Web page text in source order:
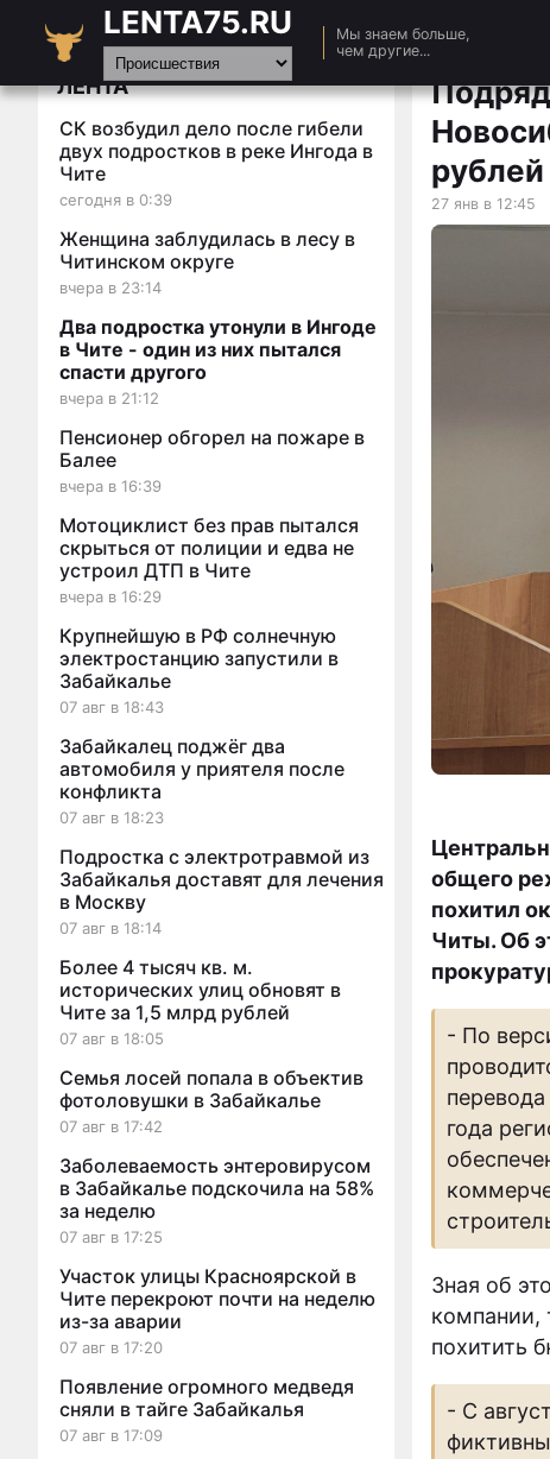
LENTA75.RU
Мы знаем больше,
чем другие...
Главная
Новости
Видео
Статьи
ЛЕНТА
СК возбудил дело после гибели
двух подростков в реке Ингода в
Чите
сегодня в 0:39
Женщина заблудилась в лесу в
Читинском округе
вчера в 23:14
Два подростка утонули в Ингоде
в Чите - один из них пытался
спасти другого
вчера в 21:12
Пенсионер обгорел на пожаре в
Балее
вчера в 16:39
Мотоциклист без прав пытался
скрыться от полиции и едва не
устроил ДТП в Чите
вчера в 16:29
Крупнейшую в РФ солнечную
электростанцию запустили в
Забайкалье
07 авг в 18:43
Забайкалец поджёг два
автомобиля у приятеля после
конфликта
07 авг в 18:23
Подростка с электротравмой из
Забайкалья доставят для лечения
в Москву
07 авг в 18:14
Более 4 тысяч кв. м.
исторических улиц обновят в
Чите за 1,5 млрд рублей
07 авг в 18:05
Семья лосей попала в объектив
фотоловушки в Забайкалье
07 авг в 17:42
Заболеваемость энтеровирусом
в Забайкалье подскочила на 58%
за неделю
07 авг в 17:25
Участок улицы Красноярской в
Чите перекроют почти на неделю
из-за аварии
07 авг в 17:20
Появление огромного медведя
сняли в тайге Забайкалья
07 авг в 17:09
рублей
27 янв в 12:45
общего
похитил
Читы. Об
- По
года
Зная об
компании,
похитить
- С